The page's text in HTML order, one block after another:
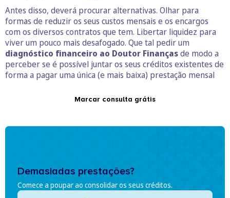
Antes disso, deverá procurar alternativas. Olhar para
formas de reduzir os seus custos mensais e os encargos
com os diversos contratos que tem. Libertar liquidez para
viver um pouco mais desafogado. Que tal pedir um
diagnóstico financeiro ao Doutor Finançasde modo a
perceber se é possível juntar os seus créditos existentes de
forma a pagar uma única (e mais baixa) prestação mensal
Marcar consulta grátis
Demasiadas prestações?
Comece a poupar ao consolidar os seus créditos.